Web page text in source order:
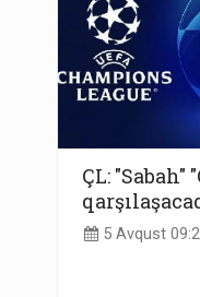
ÇL: "Sabah"
5 Avqust